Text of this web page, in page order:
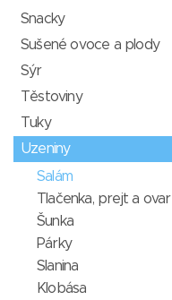
Snacky
Sušené ovoce a plody
Sýr
Těstoviny
Tuky
Uzeniny
Salám
Tlačenka, prejt a ovar
Šunka
Párky
Slanina
Klobása